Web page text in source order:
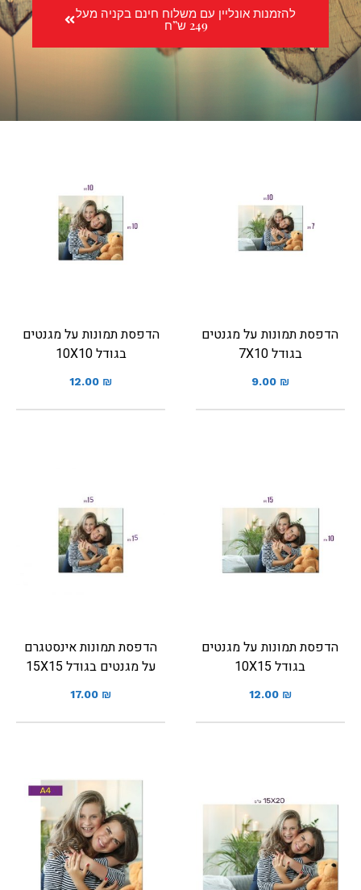
להזמנות אונליין עם משלוח חינם בקניה מעל
249 ש”ח
הדפסת תמונות על מגנטים
בגודל 7X10
9.00 ₪
הדפסת תמונות על מגנטים
בגודל 10X10
12.00 ₪
הדפסת תמונות על מגנטים
בגודל 10X15
12.00 ₪
הדפסת תמונות אינסטגרם
על מגנטים בגודל 15X15
17.00 ₪